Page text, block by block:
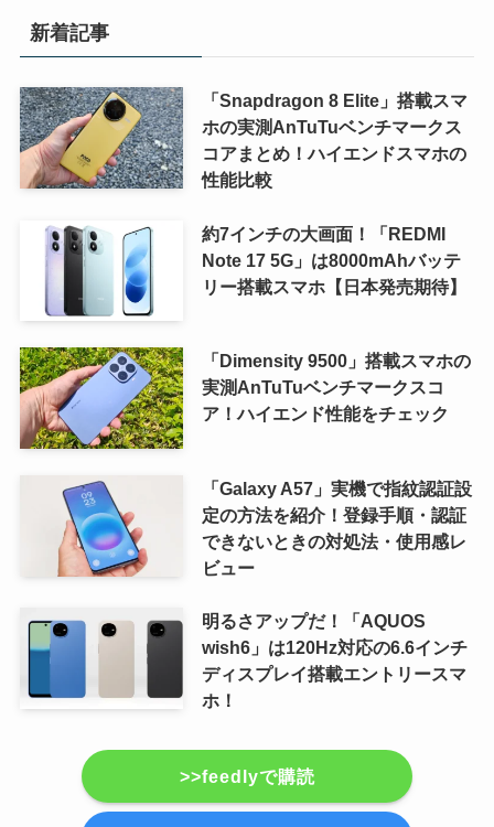
新着記事
「Snapdragon 8 Elite」搭載スマ
ホの実測AnTuTuベンチマークス
コアまとめ！ハイエンドスマホの
性能比較
約7インチの大画面！「REDMI
Note 17 5G」は8000mAhバッテ
リー搭載スマホ【日本発売期待】
「Dimensity 9500」搭載スマホの
実測AnTuTuベンチマークスコ
ア！ハイエンド性能をチェック
「Galaxy A57」実機で指紋認証設
定の方法を紹介！登録手順・認証
できないときの対処法・使用感レ
ビュー
明るさアップだ！「AQUOS
wish6」は120Hz対応の6.6インチ
ディスプレイ搭載エントリースマ
ホ！
>>feedlyで購読